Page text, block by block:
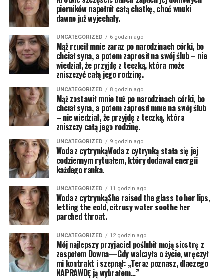
pierników napełnił całą chatkę, choć wnuki
dawno już wyjechały.
UNCATEGORIZED 6 godzin ago
Mąż rzucił mnie zaraz po narodzinach córki, bo
chciał syna, a potem zaprosił na swój ślub – nie
wiedział, że przyjdę z teczką, która może
zniszczyć całą jego rodzinę.
UNCATEGORIZED 8 godzin ago
Mąż zostawił mnie tuż po narodzinach córki, bo
chciał syna, a potem zaprosił mnie na swój ślub
– nie wiedział, że przyjdę z teczką, która
zniszczy całą jego rodzinę.
UNCATEGORIZED 9 godzin ago
Woda z cytrynkąWoda z cytrynką stała się jej
codziennym rytuałem, który dodawał energii
każdego ranka.
UNCATEGORIZED 11 godzin ago
Woda z cytrynkąShe raised the glass to her lips,
letting the cold, citrusy water soothe her
parched throat.
UNCATEGORIZED 12 godzin ago
Mój najlepszy przyjaciel poślubił moją siostrę z
zespołem Downa—Gdy walczyła o życie, wręczył
mi kontrakt i szepnął: „Teraz poznasz, dlaczego
NAPRAWDĘ ją wybrałem…”